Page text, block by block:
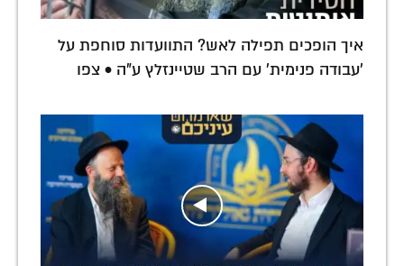
איך הופכים תפילה לאש? התוועדות סוחפת על
'עבודה פנימית' עם הרב שטיינזלץ ע"ה • צפו